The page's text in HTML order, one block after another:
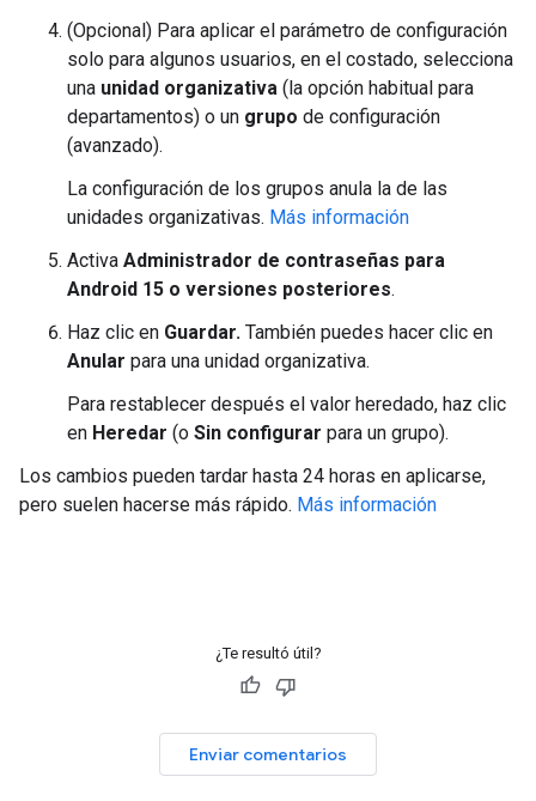
(Opcional) Para aplicar el parámetro de configuración
solo para algunos usuarios, en el costado, selecciona
una unidad organizativa (la opción habitual para
departamentos) o un grupo de configuración
(avanzado).
La configuración de los grupos anula la de las
unidades organizativas. Más información
Activa Administrador de contraseñas para
Android 15 o versiones posteriores.
Haz clic en Guardar. También puedes hacer clic en
Anular para una unidad organizativa.
Para restablecer después el valor heredado, haz clic
en Heredar (o Sin configurar para un grupo).
Los cambios pueden tardar hasta 24 horas en aplicarse,
pero suelen hacerse más rápido. Más información
¿Te resultó útil?
Enviar comentarios